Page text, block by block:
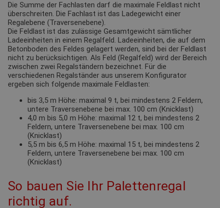
Die Summe der Fachlasten darf die maximale Feldlast nicht
überschreiten. Die Fachlast ist das Ladegewicht einer
Regalebene (Traversenebene).
Die Feldlast ist das zulässige Gesamtgewicht sämtlicher
Ladeeinheiten in einem Regalfeld. Ladeeinheiten, die auf dem
Betonboden des Feldes gelagert werden, sind bei der Feldlast
nicht zu berücksichtigen. Als Feld (Regalfeld) wird der Bereich
zwischen zwei Regalständern bezeichnet. Für die
verschiedenen Regalständer aus unserem Konfigurator
ergeben sich folgende maximale Feldlasten:
bis 3,5 m Höhe: maximal 9 t, bei mindestens 2 Feldern,
untere Traversenebene bei max. 100 cm (Knicklast)
4,0 m bis 5,0 m Höhe: maximal 12 t, bei mindestens 2
Feldern, untere Traversenebene bei max. 100 cm
(Knicklast)
5,5 m bis 6,5 m Höhe: maximal 15 t, bei mindestens 2
Feldern, untere Traversenebene bei max. 100 cm
(Knicklast)
So bauen Sie Ihr Palettenregal
richtig auf.